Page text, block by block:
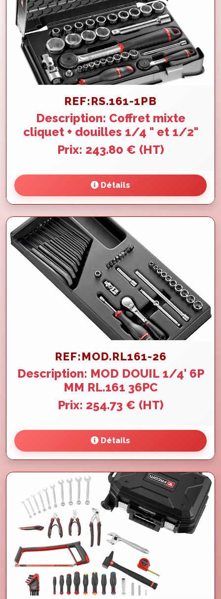
REF:RS.161-1PB
Description: Coffret mixte
cliquet + douilles 1/4 " et 1/2"
Prix: 243.80 € (HT)
Détails
REF:MOD.RL161-26
Description: MOD DOUIL 1/4' 6P
MM RL.161 36PC
Prix: 254.73 € (HT)
Détails